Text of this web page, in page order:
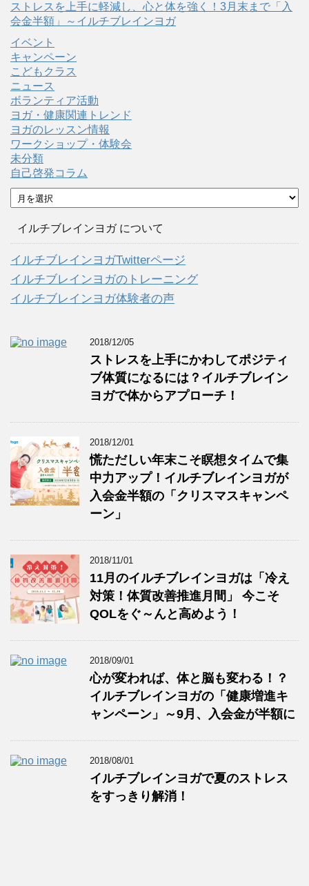
ストレスを上手に軽減し、心と体を強く！3月末まで「入
会金半額」～イルチブレインヨガ
イベント
キャンペーン
こどもクラス
ニュース
ボランティア活動
ヨガ・健康関連トレンド
ヨガのレッスン情報
ワークショップ・体験会
未分類
自己啓発コラム
ア
ー
イルチブレインヨガ について
イルチブレインヨガTwitterページ
イルチブレインヨガのトレーニング
イルチブレインヨガ体験者の声
2018/12/05
ストレスを上手にかわしてポジティ
ブ体質になるには？イルチブレイン
ヨガで体からアプローチ！
2018/12/01
慌ただしい年末こそ瞑想タイムで集
中力アップ！イルチブレインヨガが
入会金半額の「クリスマスキャンペ
ーン」
2018/11/01
11月のイルチブレインヨガは「冷え
対策！体質改善推進月間」 今こそ
QOLをぐ～んと高めよう！
2018/09/01
心が変われば、体と脳も変わる！？
イルチブレインヨガの「健康増進キ
ャンペーン」～9月、入会金が半額に
2018/08/01
イルチブレインヨガで夏のストレス
をすっきり解消！